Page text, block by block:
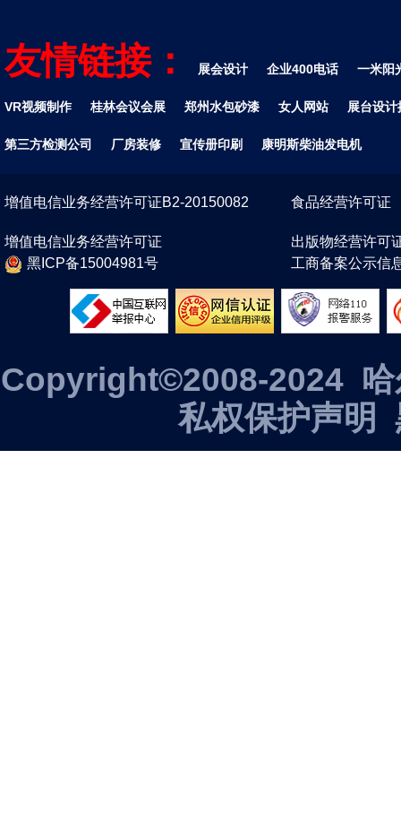
友情链接： 展会设计 企业400电话 一米阳
VR视频制作 桂林会议会展 郑州水包砂漆 女人网站 展台设计
第三方检测公司 厂房装修 宣传册印刷 康明斯柴油发电机
增值电信业务经营许可证B2-20150082 食品经营许可证
增值电信业务经营许可证
出版物经营许可
黑ICP备15004981号
工商备案公示信
Copyright©2008-2024 哈
私权保护声明